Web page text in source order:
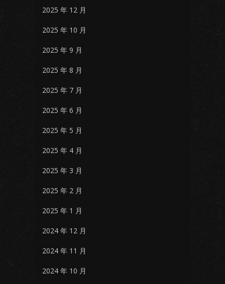
2025 年 12 月
2025 年 10 月
2025 年 9 月
2025 年 8 月
2025 年 7 月
2025 年 6 月
2025 年 5 月
2025 年 4 月
2025 年 3 月
2025 年 2 月
2025 年 1 月
2024 年 12 月
2024 年 11 月
2024 年 10 月